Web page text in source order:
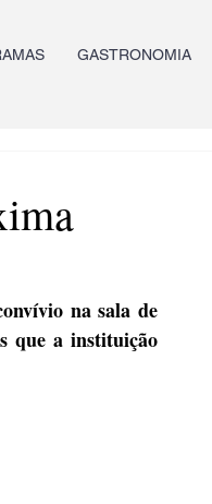
GASTRONOMIA
na sala de
que a instituição